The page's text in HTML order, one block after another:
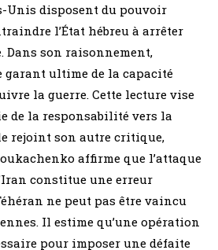
Unis disposent du pouvoir
l’État hébreu à arrêter
son raisonnement,
garant ultime de la capacité
la guerre. Cette lecture vise
de la responsabilité vers la
rejoint son autre critique,
affirme que l’attaque
constitue une erreur
ne peut pas être vaincu
Il estime qu’une opération
pour imposer une défaite